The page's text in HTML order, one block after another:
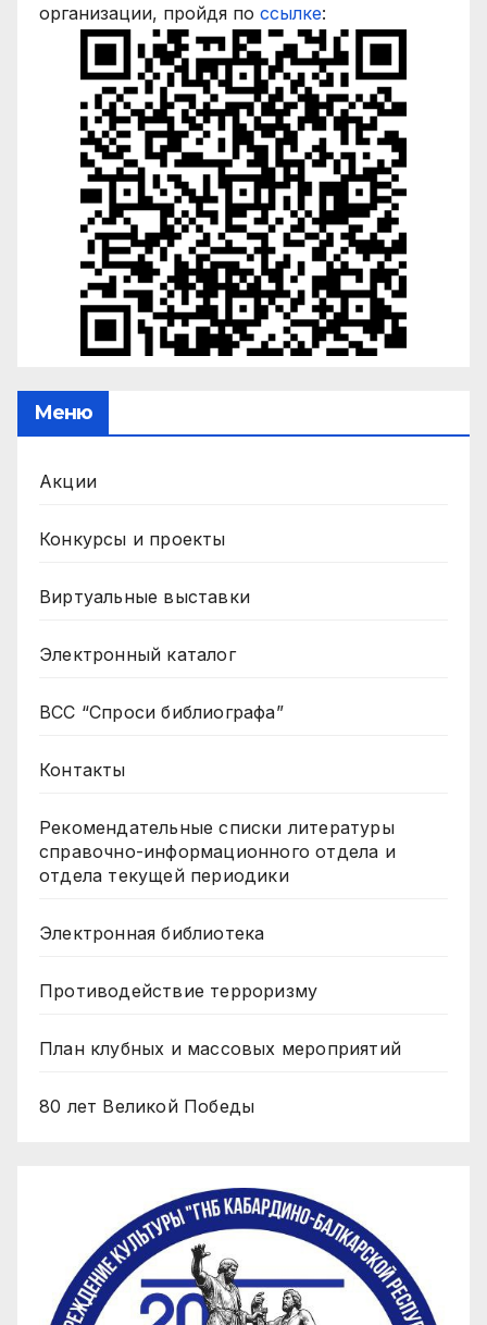
организации, пройдя по ссылке:
Меню
Акции
Конкурсы и проекты
Виртуальные выставки
Электронный каталог
ВСС “Спроси библиографа”
Контакты
Рекомендательные списки литературы
справочно-информационного отдела и
отдела текущей периодики
Электронная библиотека
Противодействие терроризму
План клубных и массовых мероприятий
80 лет Великой Победы